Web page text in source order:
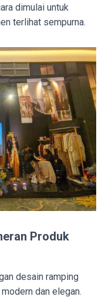
dimulai untuk
terlihat sempurna.
Produk
desain ramping
dan elegan.